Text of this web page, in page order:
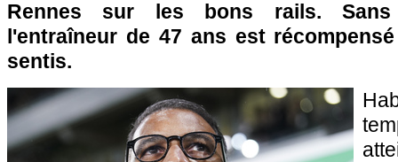
Rennes sur les bons rails. Sans
l'entraîneur de 47 ans est
sentis.